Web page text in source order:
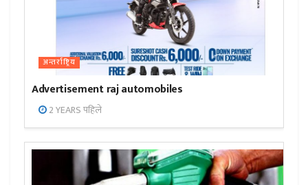
अन्तर्राष्ट्रिय
Advertisement raj automobiles
2 YEARS पहिले